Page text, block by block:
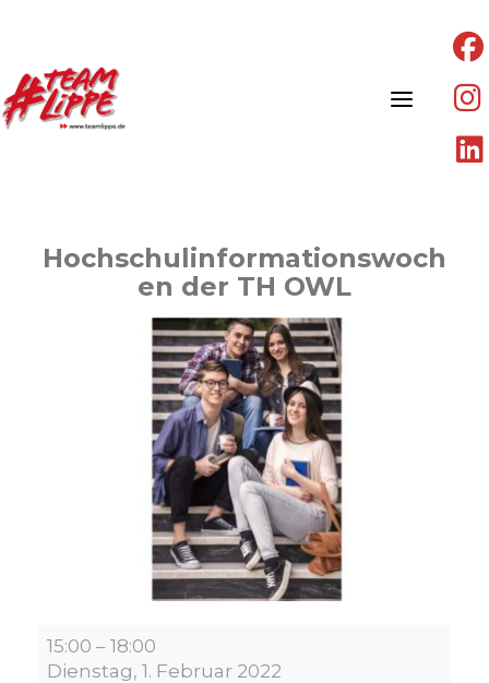
Hochschulinformationswoch
en der TH OWL
Hochschulinformationswochen
der
15:00 – 18:00
Dienstag, 1. Februar 2022